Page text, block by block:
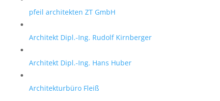
pfeil architekten ZT GmbH
Architekt Dipl.-Ing. Rudolf Kirnberger
Architekt Dipl.-Ing. Hans Huber
Architekturbüro Fleiß